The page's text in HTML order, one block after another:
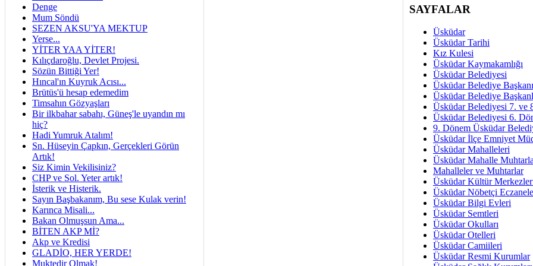
Denge
Mum Söndü
SEZEN AKSU'YA MEKTUP
Yerse...
YİTER YAA YİTER!
Kılıçdaroğlu, Devlet Projesi.
Sözün Bittiği Yer!
Hıncal'ın Kuyruk Acısı...
Brütüs'ü hesap edemedim
Timsahın Gözyaşları
Bir ilkbahar sabahı, Güneş'le uyandın mı
hiç?
Hadi Yumruk Atalım!
Sn. Hüseyin Çapkın, Gerçekleri Görün
Artık!
Siz Kimin Vekilisiniz?
CHP ve Sol. Yeter artık!
İsterik ve Histerik.
Sayın Başbakanım, Bu sese Kulak verin!
Karınca Misali...
Bakan Olmuşsun Ama...
BİTEN AKP Mİ?
Akp ve Kredisi
GLADİO, HER YERDE!
Muktedir Olmak!
Dünya Fani, Ama
Hukukun
Av.
İmar Sorunlarının Genel
Arakan
Bayramın
Ruhsal
Üsküdar
SAYFALAR
Üsküdar
Üsküdar Tarihi
Kız Kulesi
Üsküdar Kaymakamlığı
Üsküdar Belediyesi
Üsküdar Belediye Başkanı
Üsküdar Belediye
Üsküdar Belediyesi 7. ve
Üsküdar Belediyesi 6.
9. Dönem Üsküdar
Üsküdar İlçe Emniyet
Üsküdar Mahalleleri
Üsküdar Mahalle
Mahalleler ve Muhtarlar
Üsküdar Kültür
Üsküdar Nöbetçi
Üsküdar Bilgi Evleri
Üsküdar Semtleri
Üsküdar Okulları
Üsküdar Otelleri
Üsküdar Camiileri
Üsküdar Resmi Kurumlar